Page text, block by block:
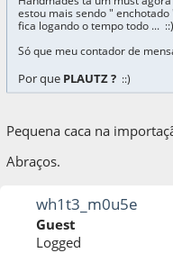
estou mais sendo " enchotado
fica logando o tempo todo ... ::)
Só que meu contador de
Por quePLAUTZ ? ::)
Pequena caca na
Abraços.
wh1t3_m0u5e
Guest
Logged